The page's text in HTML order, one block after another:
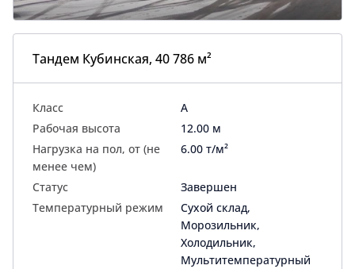
Тандем Кубинская, 40 786 м²
Класс
A
Рабочая высота
12.00 м
Нагрузка на пол, от (не
менее чем)
6.00 т/м²
Статус
Завершен
Температурный режим
Сухой склад,
Морозильник,
Холодильник,
Мультитемпературный